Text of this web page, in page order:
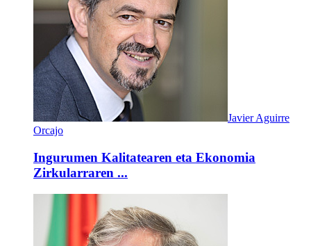
Javier Aguirre
Orcajo
Ingurumen Kalitatearen eta Ekonomia
Zirkularraren ...